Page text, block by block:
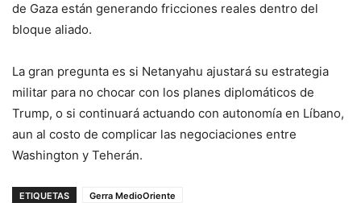
de Gaza están generando fricciones reales dentro del
bloque aliado.
La gran pregunta es si Netanyahu ajustará su estrategia
militar para no chocar con los planes diplomáticos de
Trump, o si continuará actuando con autonomía en Líbano,
aun al costo de complicar las negociaciones entre
Washington y Teherán.
ETIQUETAS Gerra MedioOriente